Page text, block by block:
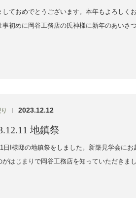
しておめでとうございます。本年もよろしく
事初めに岡谷工務店の氏神様に新年のあいさ
| 2023.12.12
地鎮祭
日I様邸の地鎮祭をしました。新築見学会にお
がはじまりで岡谷工務店を知っていただきま